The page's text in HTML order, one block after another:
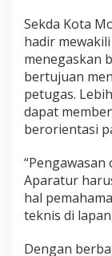
Sekda Kota
hadir
menegaskan
bertujuan
petugas.
dapat
berorientasi
Aparatur
hal
teknis di
Dengan